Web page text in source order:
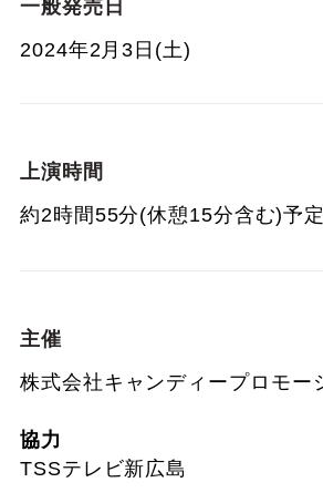
一般発売日
2024年2月3日(土)
上演時間
約2時間55分(休憩15分含む)予定
主催
株式会社キャンディープロモー
協力
TSSテレビ新広島